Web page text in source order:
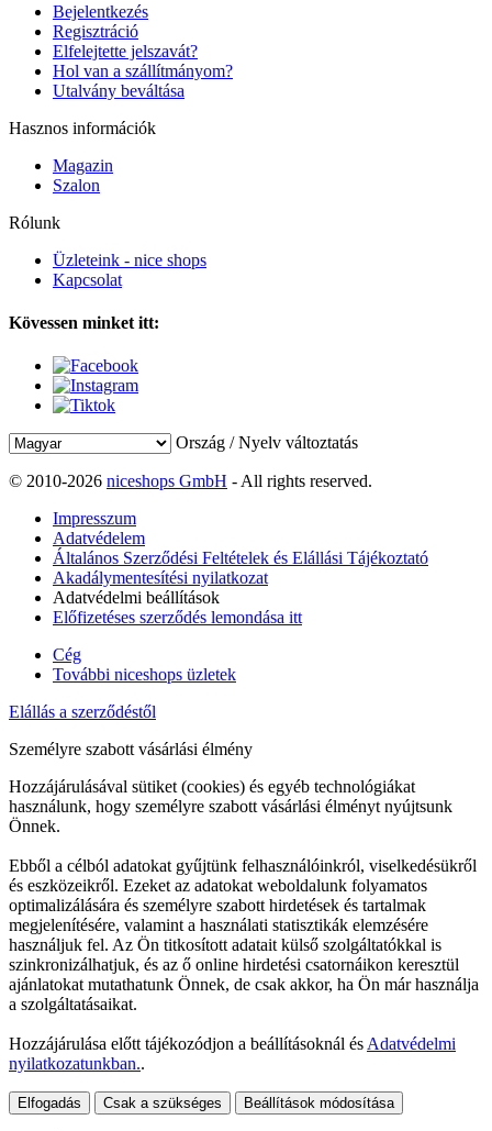
Bejelentkezés
Regisztráció
Elfelejtette jelszavát?
Hol van a szállítmányom?
Utalvány beváltása
Hasznos információk
Magazin
Szalon
Rólunk
Üzleteink - nice shops
Kapcsolat
Kövessen minket itt:
Ország / Nyelv változtatás
© 2010-2026 niceshops GmbH - All rights reserved.
Impresszum
Adatvédelem
Általános Szerződési Feltételek és Elállási Tájékoztató
Akadálymentesítési nyilatkozat
Adatvédelmi beállítások
Előfizetéses szerződés lemondása itt
Cég
További niceshops üzletek
Elállás a szerződéstől
Személyre szabott vásárlási élmény
Hozzájárulásával sütiket (cookies) és egyéb technológiákat
használunk, hogy személyre szabott vásárlási élményt nyújtsunk
Önnek.
Ebből a célból adatokat gyűjtünk felhasználóinkról, viselkedésükről
és eszközeikről. Ezeket az adatokat weboldalunk folyamatos
optimalizálására és személyre szabott hirdetések és tartalmak
megjelenítésére, valamint a használati statisztikák elemzésére
használjuk fel. Az Ön titkosított adatait külső szolgáltatókkal is
szinkronizálhatjuk, és az ő online hirdetési csatornáikon keresztül
ajánlatokat mutathatunk Önnek, de csak akkor, ha Ön már használja
a szolgáltatásaikat.
Hozzájárulása előtt tájékozódjon a beállításoknál ésAdatvédelmi
nyilatkozatunkban..
Elfogadás Csak a szükséges Beállítások módosítása